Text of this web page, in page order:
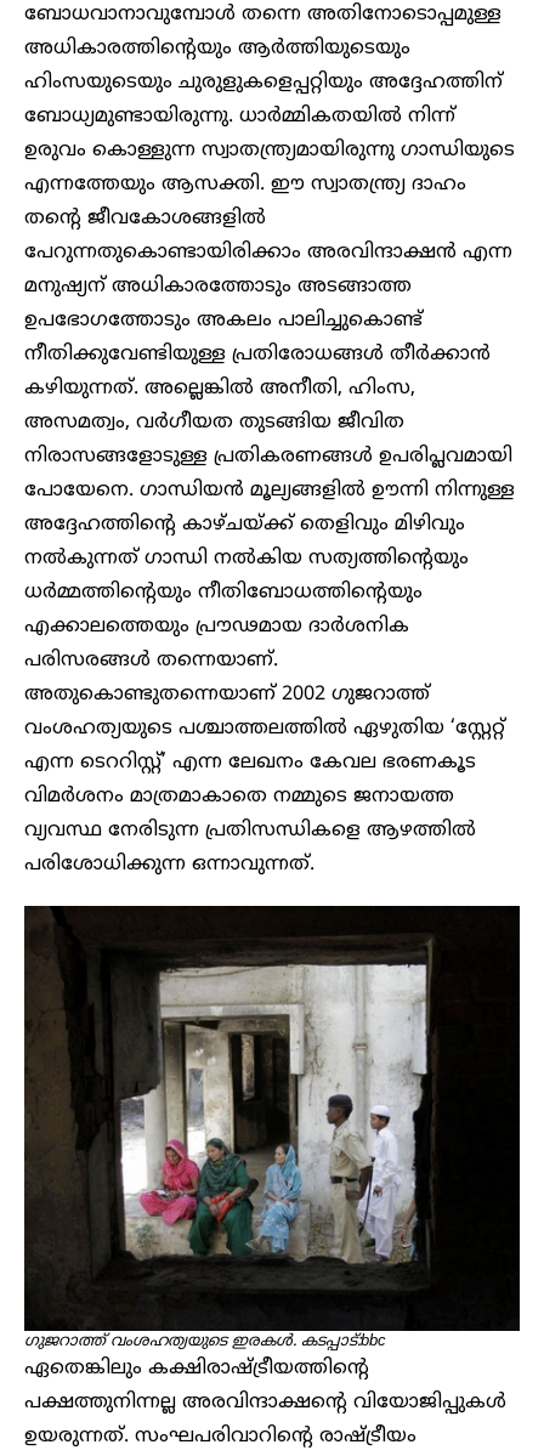
ബോധവാനാവുമ്പോൾ തന്നെ അതിനോടൊപ്പമുള്ള
അധികാരത്തിന്റെയും ആർത്തിയുടെയും
ഹിംസയുടെയും ചുരുളുകളെപ്പറ്റിയും അദ്ദേഹത്തിന്
ബോധ്യമുണ്ടായിരുന്നു. ധാർമ്മികതയിൽ നിന്ന്
ഉരുവം കൊള്ളുന്ന സ്വാതന്ത്ര്യമായിരുന്നു ഗാന്ധിയുടെ
എന്നത്തേയും ആസക്തി. ഈ സ്വാതന്ത്ര്യ ദാഹം
തന്റെ ജീവകോശങ്ങളിൽ
പേറുന്നതുകൊണ്ടായിരിക്കാം അരവിന്ദാക്ഷൻ എന്ന
മനുഷ്യന് അധികാരത്തോടും അടങ്ങാത്ത
ഉപഭോഗത്തോടും അകലം പാലിച്ചുകൊണ്ട്
നീതിക്കുവേണ്ടിയുള്ള പ്രതിരോധങ്ങൾ തീർക്കാൻ
കഴിയുന്നത്. അല്ലെങ്കിൽ അനീതി, ഹിംസ,
അസമത്വം, വർഗീയത തുടങ്ങിയ ജീവിത
നിരാസങ്ങളോടുള്ള പ്രതികരണങ്ങൾ ഉപരിപ്ലവമായി
പോയേനെ. ഗാന്ധിയൻ മൂല്യങ്ങളിൽ ഊന്നി നിന്നുള്ള
അദ്ദേഹത്തിന്റെ കാഴ്ചയ്ക്ക് തെളിവും മിഴിവും
നൽകുന്നത് ഗാന്ധി നൽകിയ സത്യത്തിന്റെയും
ധർമ്മത്തിന്റെയും നീതിബോധത്തിന്റെയും
എക്കാലത്തെയും പ്രൗഢമായ ദാർശനിക
പരിസരങ്ങൾ തന്നെയാണ്.
അതുകൊണ്ടുതന്നെയാണ് 2002 ഗുജറാത്ത്
വംശഹത്യയുടെ പശ്ചാത്തലത്തിൽ ഏഴുതിയ ‘സ്റ്റേറ്റ്
എന്ന ടെററിസ്റ്റ്’ എന്ന ലേഖനം കേവല ഭരണകൂട
വിമർശനം മാത്രമാകാതെ നമ്മുടെ ജനായത്ത
വ്യവസ്ഥ നേരിടുന്ന പ്രതിസന്ധികളെ ആഴത്തിൽ
പരിശോധിക്കുന്ന ഒന്നാവുന്നത്.
ഗുജറാത്ത് വംശഹത്യയുടെ ഇരകൾ. കടപ്പാട്:bbc
ഏതെങ്കിലും കക്ഷിരാഷ്ട്രീയത്തിന്റെ
പക്ഷത്തുനിന്നല്ല അരവിന്ദാക്ഷന്റെ വിയോജിപ്പുകൾ
ഉയരുന്നത്. സംഘപരിവാറിന്റെ രാഷ്ട്രീയം